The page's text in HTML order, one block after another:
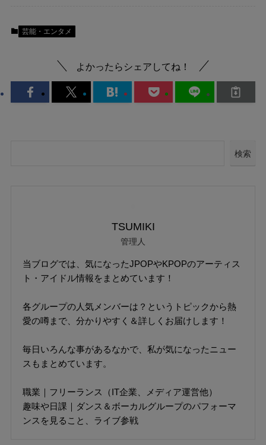
芸能・エンタメ
よかったらシェアしてね！
検索
TSUMIKI
管理人
当ブログでは、気になったJPOPやKPOPのアーティス
ト・アイドル情報をまとめています！
各グループの人気メンバーは？というトピックから熱
愛の噂まで、分かりやすく＆詳しくお届けします！
毎日いろんな事があるなかで、私が気になったニュー
スもまとめています。
職業｜フリーランス（IT企業、メディア運営他）
趣味や日課｜ダンス＆ボーカルグループのパフォーマ
ンスを見ること、ライブ参戦